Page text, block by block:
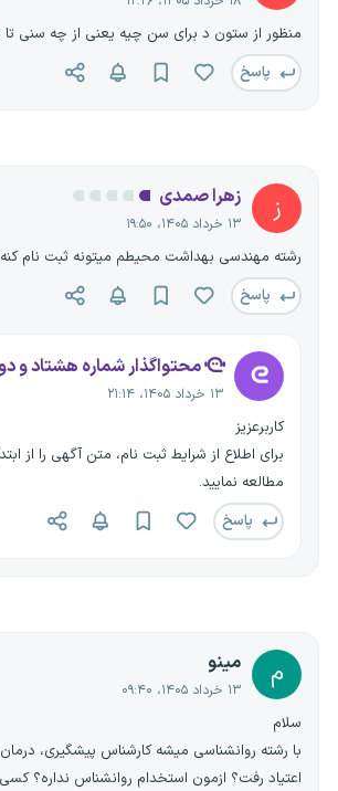
منظور از ستون د برای سن چیه یعنی از چه سنی
پاسخ
ز زهرا صمدی
۱۳ خرداد ۱۴۰۵، ۱۹:۵۰
رشته مهندسی بهداشت محیطم میتونه ثبت نام
پاسخ
محتواگذار شماره هشتاد و دو
۱۳ خرداد ۱۴۰۵، ۲۱:۱۴
کاربرعزیز
برای اطلاع از شرایط ثبت نام، متن آگهی را از
مطالعه نمایید.
پاسخ
م مینو
۱۳ خرداد ۱۴۰۵، ۰۹:۴۰
سلام
با رشته روانشناسی میشه کارشناس پیشگیری،
اعتیاد رفت؟ ازمون استخدام روانشناس نداره؟